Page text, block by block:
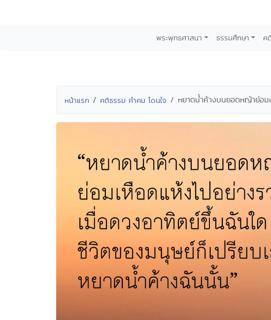
พระพุทธศาสนา ธรรมศึกษา ค
หน้าแรก คติธรรม คำคม โดนใจ หยาดน้ำค้างบนยอดหญ้าย่อม